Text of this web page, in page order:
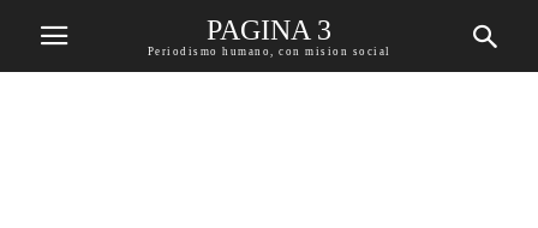
PAGINA 3
Periodismo humano, con mision social